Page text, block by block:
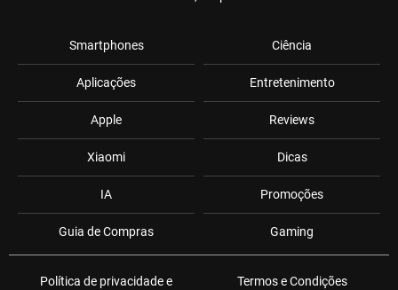
Smartphones
Aplicações
Apple
Xiaomi
IA
Guia de Compras
Ciência
Entretenimento
Reviews
Dicas
Promoções
Gaming
Política de privacidade e Termos e Condições